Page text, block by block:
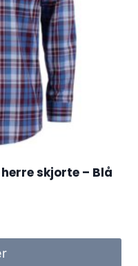
herre skjorte – Blå